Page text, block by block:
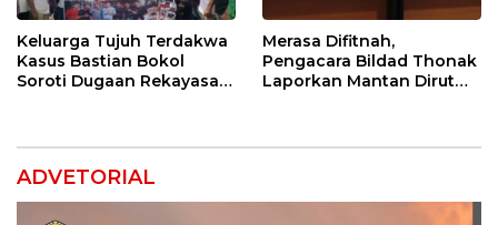
Keluarga Tujuh Terdakwa
Kasus Bastian Bokol
Soroti Dugaan Rekayasa
Merasa Difitnah,
Pengacara Bildad Thonak
Laporkan Mantan Dirut
ADVETORIAL